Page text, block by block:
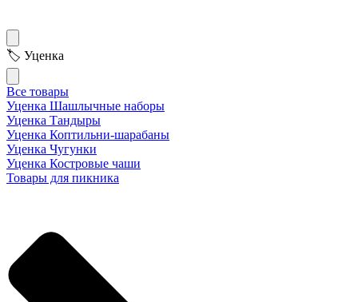
🏷 Уценка
Все товары
Уценка Шашлычные наборы
Уценка Тандыры
Уценка Коптильни-шарабаны
Уценка Чугунки
Уценка Костровые чаши
Товары для пикника